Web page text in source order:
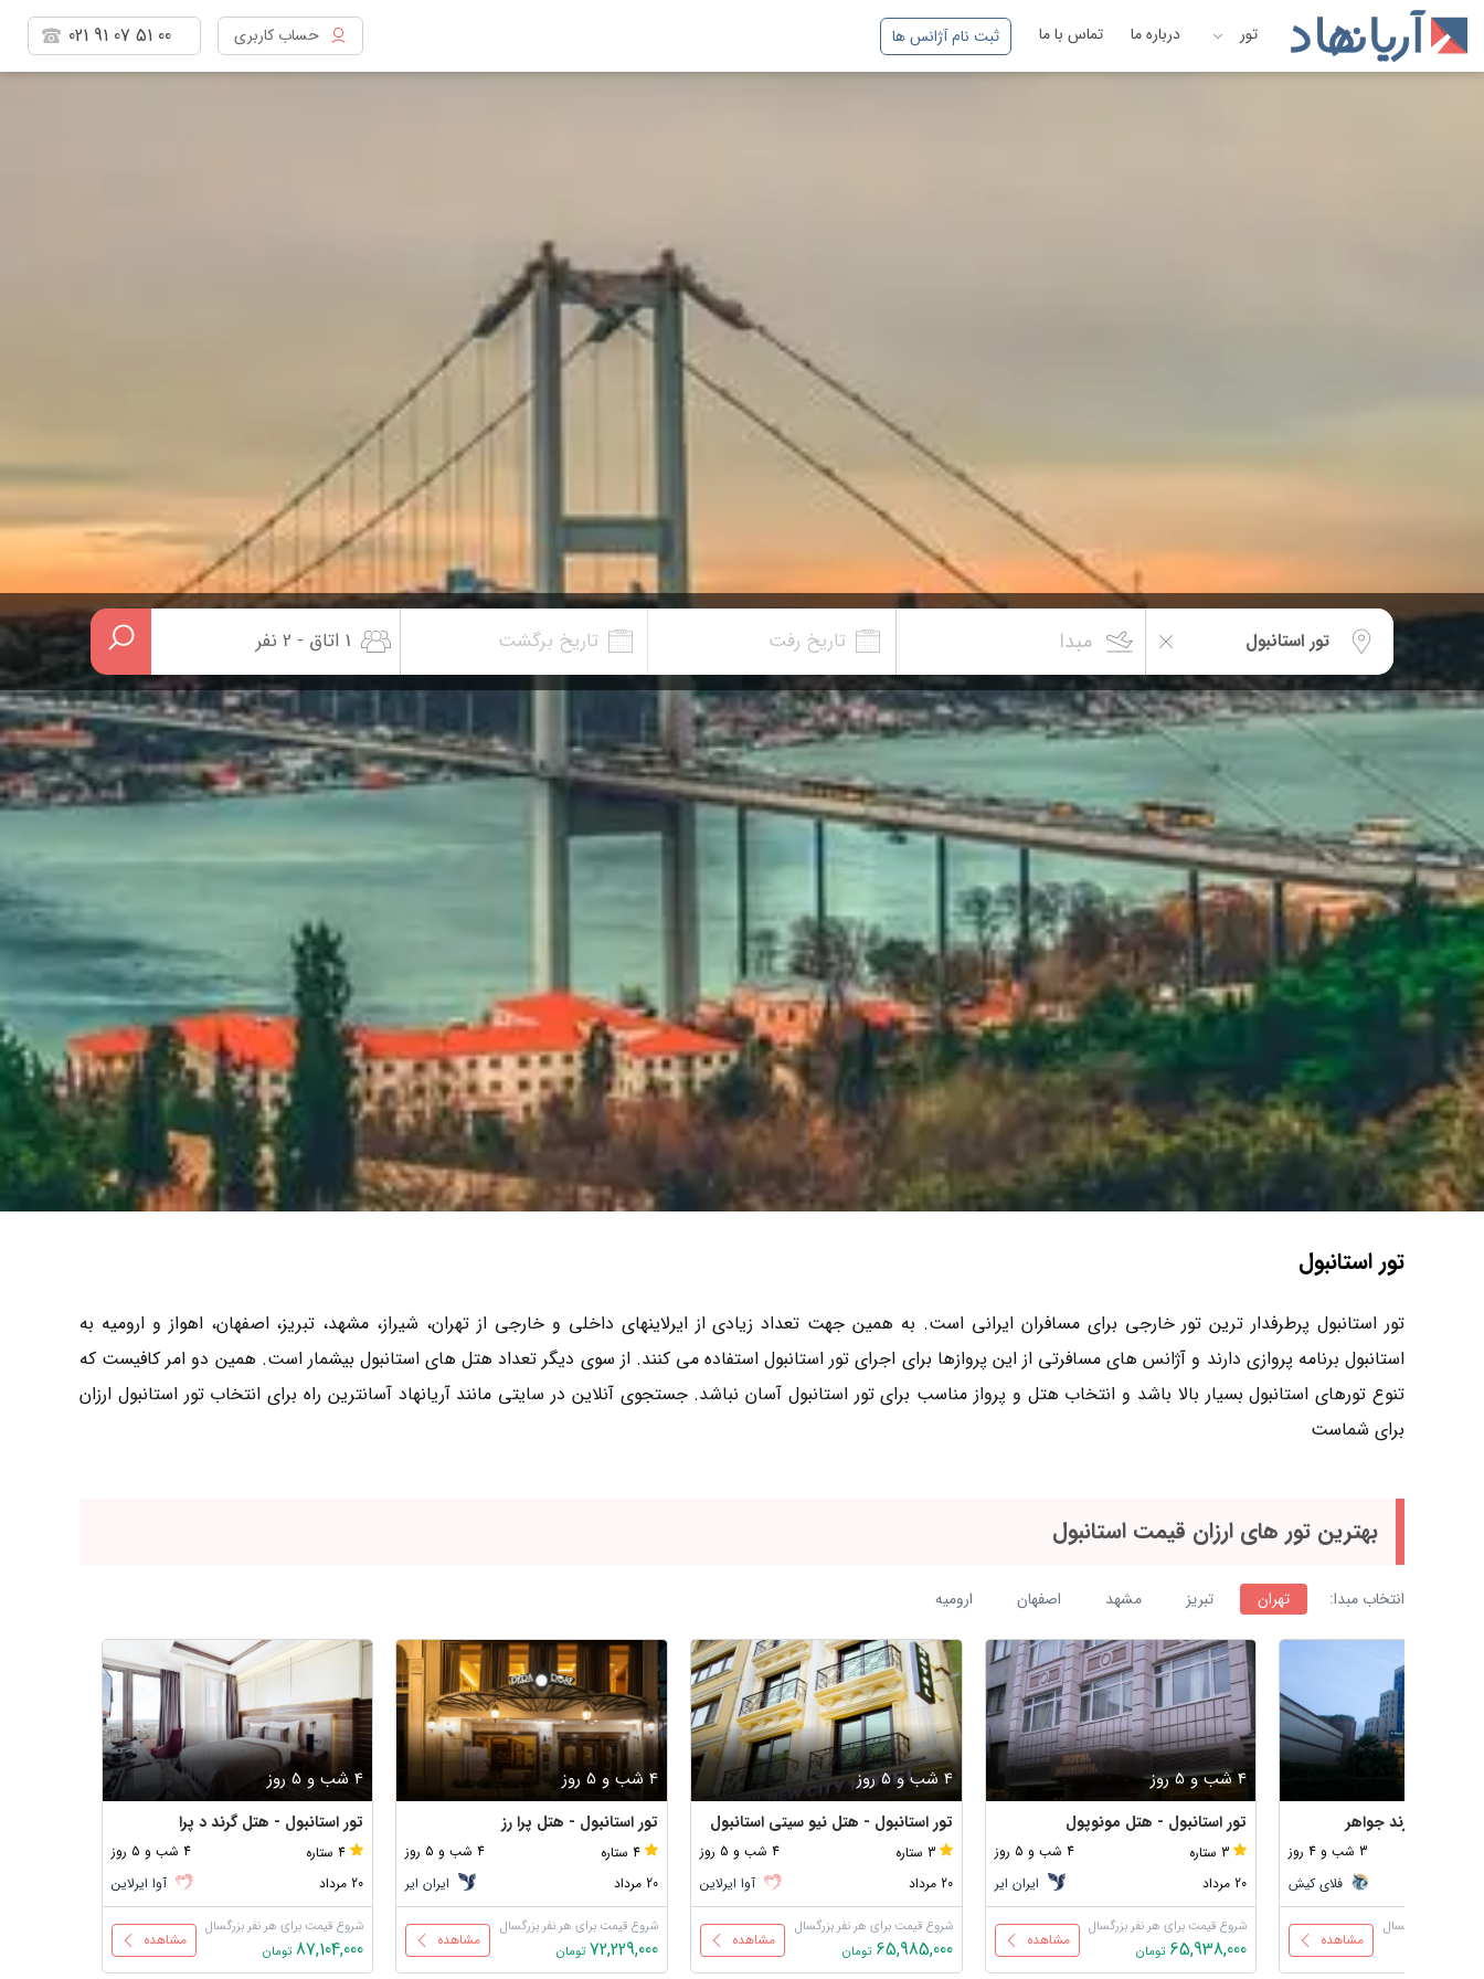
تور درباره ما تماس با ما ثبت نام آژانس ها حساب کاربری 021 91 07 51 00
تور استانبول مبدا تاریخ رفت تاریخ برگشت 1 اتاق - 2 نفر
تور استانبول
تور استانبول پرطرفدار ترین تور خارجی برای مسافران ایرانی است. به همین جهت تعداد زیادی از ایرلاینهای داخلی و خارجی از تهران، شیراز، مشهد، تبریز، اصفهان، اهواز و ارومیه به
استانبول برنامه پروازی دارند و آژانس های مسافرتی از این پروازها برای اجرای تور استانبول استفاده می کنند. از سوی دیگر تعداد هتل های استانبول بیشمار است. همین دو امر کافیست که
تنوع تورهای استانبول بسیار بالا باشد و انتخاب هتل و پرواز مناسب برای تور استانبول آسان نباشد. جستجوی آنلاین در سایتی مانند آریانهاد آسانترین راه برای انتخاب تور استانبول ارزان
برای شماست
بهترین تور های ارزان قیمت استانبول
انتخاب مبدا: تهران تبریز مشهد اصفهان ارومیه
- هتل گرند جواهر
3 شب و 4 روز
فلای کیش
هر نفر بزرگسال
مشاهده
4 شب و 5 روز
تور استانبول - هتل مونوپول
3 ستاره
4 شب و 5 روز
20 مرداد
ایران ایر
شروع قیمت برای هر نفر بزرگسال
65,938,000 تومان
مشاهده
4 شب و 5 روز
تور استانبول - هتل نیو سیتی استانبول
3 ستاره
4 شب و 5 روز
20 مرداد
آوا ایرلاین
شروع قیمت برای هر نفر بزرگسال
65,985,000 تومان
مشاهده
4 شب و 5 روز
تور استانبول - هتل پرا رز
4 ستاره
4 شب و 5 روز
20 مرداد
ایران ایر
شروع قیمت برای هر نفر بزرگسال
72,229,000 تومان
مشاهده
4 شب و 5 روز
تور استانبول - هتل گرند د پرا
4 ستاره
4 شب و 5 روز
20 مرداد
آوا ایرلاین
شروع قیمت برای هر نفر بزرگسال
87,104,000 تومان
مشاهده